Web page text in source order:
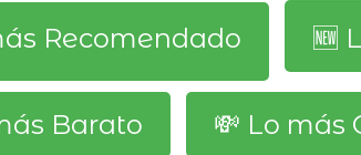
Recomendado 🆕️
Barato 💸 Lo más